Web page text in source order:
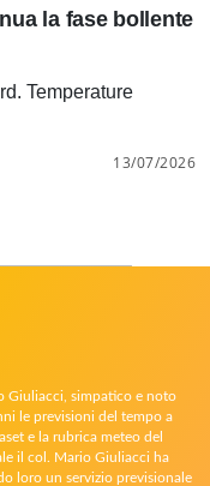
la fase bollente
Temperature
13/07/2026
Giuliacci, simpatico e noto
le previsioni del tempo a
e la rubrica meteo del
il col. Mario Giuliacci ha
loro un servizio previsionale